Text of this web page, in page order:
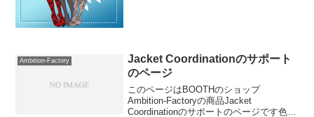
Ambition-Factory
Jacket Coordinationのサポート
のページ
このページはBOOTHのショップ
Ambition-Factoryの商品Jacket
Coordinationのサポートのページです色改